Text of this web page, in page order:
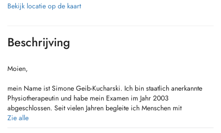
Bekijk locatie op de kaart
Beschrijving
Moien,
mein Name ist Simone Geib-Kucharski. Ich bin staatlich anerkannte
Physiotherapeutin und habe mein Examen im Jahr 2003
abgeschlossen. Seit vielen Jahren begleite ich Menschen mit
unterschiedlichen Beschwerden auf ihrem Weg zu mehr Beweglichkeit,
Entlastung und Schmerzlinderung.
Zie alle